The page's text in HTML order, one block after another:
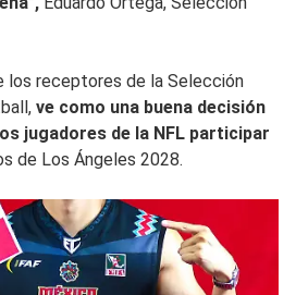
los receptores de la Selección
ve como una buena decisión
jugadores de la NFL participar
de Los Ángeles 2028.